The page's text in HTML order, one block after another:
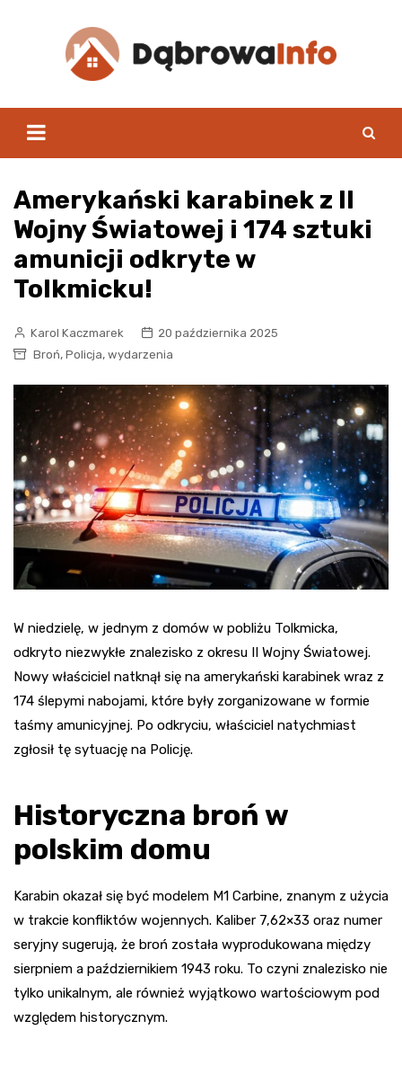
Amerykański karabinek z II
Wojny Światowej i 174 sztuki
amunicji odkryte w
Tolkmicku!
Karol Kaczmarek
20 października 2025
Broń, Policja, wydarzenia
W niedzielę, w jednym z domów w pobliżu Tolkmicka,
odkryto niezwykłe znalezisko z okresu II Wojny Światowej.
Nowy właściciel natknął się na amerykański karabinek wraz z
174 ślepymi nabojami, które były zorganizowane w formie
taśmy amunicyjnej. Po odkryciu, właściciel natychmiast
zgłosił tę sytuację na Policję.
Historyczna broń w
polskim domu
Karabin okazał się być modelem M1 Carbine, znanym z użycia
w trakcie konfliktów wojennych. Kaliber 7,62×33 oraz numer
seryjny sugerują, że broń została wyprodukowana między
sierpniem a październikiem 1943 roku. To czyni znalezisko nie
tylko unikalnym, ale również wyjątkowo wartościowym pod
względem historycznym.